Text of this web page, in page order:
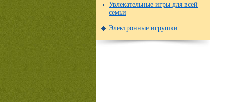
Увлекательные игры для всей
семьи
Электронные игрушки